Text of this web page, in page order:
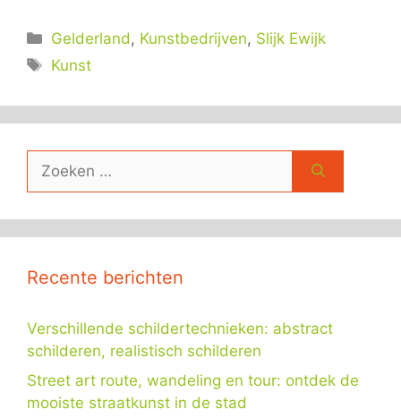
Categorieën
Gelderland , Kunstbedrijven, Slijk Ewijk
Tags
Kunst
naar:
Recente berichten
Verschillende schildertechnieken: abstract
schilderen, realistisch schilderen
Street art route, wandeling en tour: ontdek de
mooiste straatkunst in de stad